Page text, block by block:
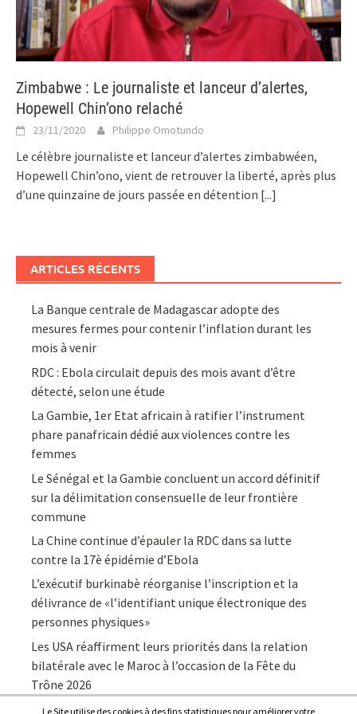
Zimbabwe : Le journaliste et lanceur d’alertes,
Hopewell Chin’ono relaché
23/11/2020 Philippe Omotundo
Le célèbre journaliste et lanceur d’alertes zimbabwéen,
Hopewell Chin’ono, vient de retrouver la liberté, après plus
d’une quinzaine de jours passée en détention [...]
ARTICLES RÉCENTS
La Banque centrale de Madagascar adopte des
mesures fermes pour contenir l’inflation durant les
mois à venir
RDC : Ebola circulait depuis des mois avant d’être
détecté, selon une étude
La Gambie, 1er Etat africain à ratifier l’instrument
phare panafricain dédié aux violences contre les
femmes
Le Sénégal et la Gambie concluent un accord définitif
sur la délimitation consensuelle de leur frontière
commune
La Chine continue d’épauler la RDC dans sa lutte
contre la 17è épidémie d’Ebola
L’exécutif burkinabè réorganise l’inscription et la
délivrance de «l’identifiant unique électronique des
personnes physiques»
Les USA réaffirment leurs priorités dans la relation
bilatérale avec le Maroc à l’occasion de la Fête du
Trône 2026
Le Site utilise des cookies à des fins statistiques pour améliorer votre